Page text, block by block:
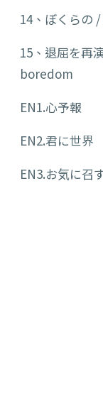
14、ぼくらの /
15、退屈を再
boredom
EN1.心予報
EN2.君に世界
EN3.お気に召